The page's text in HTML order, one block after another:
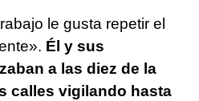
le gusta repetir el
Él y sus
a las diez de la
calles vigilando hasta